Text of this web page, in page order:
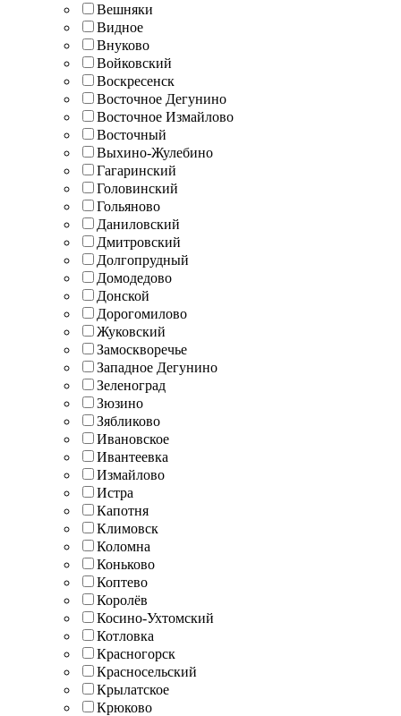
Вешняки
Видное
Внуково
Войковский
Воскресенск
Восточное Дегунино
Восточное Измайлово
Восточный
Выхино-Жулебино
Гагаринский
Головинский
Гольяново
Даниловский
Дмитровский
Долгопрудный
Домодедово
Донской
Дорогомилово
Жуковский
Замоскворечье
Западное Дегунино
Зеленоград
Зюзино
Зябликово
Ивановское
Ивантеевка
Измайлово
Истра
Капотня
Климовск
Коломна
Коньково
Коптево
Королёв
Косино-Ухтомский
Котловка
Красногорск
Красносельский
Крылатское
Крюково